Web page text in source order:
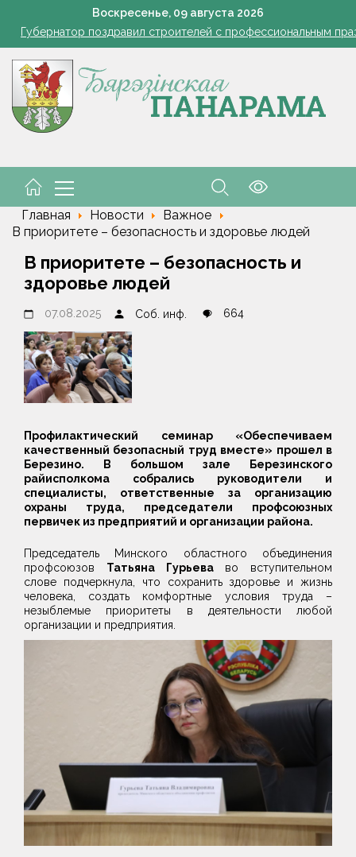
Воскресенье, 09 августа 2026
Губернатор поздравил строителей с профессиональным
В Пинском районе бесправник сбил мопед, его водитель в
жара ушла, но лето не спешит прощаться. Рябов рассказал о
а розацеа обострилась? Врач объяснила, почему
Губернатор поздравил строителей с профессиональным
Главная Новости
Важное
В приоритете – безопасность и здоровье людей
В приоритете – безопасность и
здоровье людей
07.08.2025 Соб. инф. 664
Профилактический семинар «Обеспечиваем
качественный безопасный труд вместе» прошел в
Березино. В большом зале Березинского
райисполкома собрались руководители и
специалисты, ответственные за организацию
охраны труда, председатели профсоюзных
первичек из предприятий и организации района.
Председатель Минского областного объединения
профсоюзов Татьяна Гурьеваво вступительном
слове подчеркнула, что сохранить здоровье и жизнь
человека, создать комфортные условия труда –
незыблемые приоритеты в деятельности любой
организации и предприятия.